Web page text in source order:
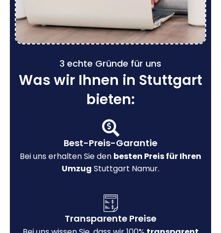
3 echte Gründe für uns
Was wir Ihnen in Stuttgart
bieten:
Best-Preis-Garantie
Bei uns erhalten Sie den besten Preis für Ihren
Umzug Stuttgart Namur.
Transparente Preise